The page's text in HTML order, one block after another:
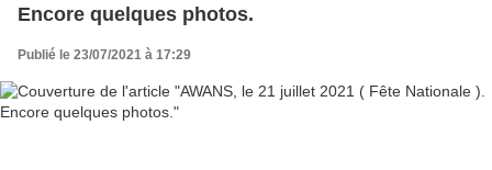
Encore quelques photos.
Publié le 23/07/2021 à 17:29